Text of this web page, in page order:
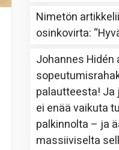
Nimetön
osinkovirta: “
Johannes Hidén
palautteesta! Ja
ei enää vaikuta
palkinnolta – ja
massiiviselta